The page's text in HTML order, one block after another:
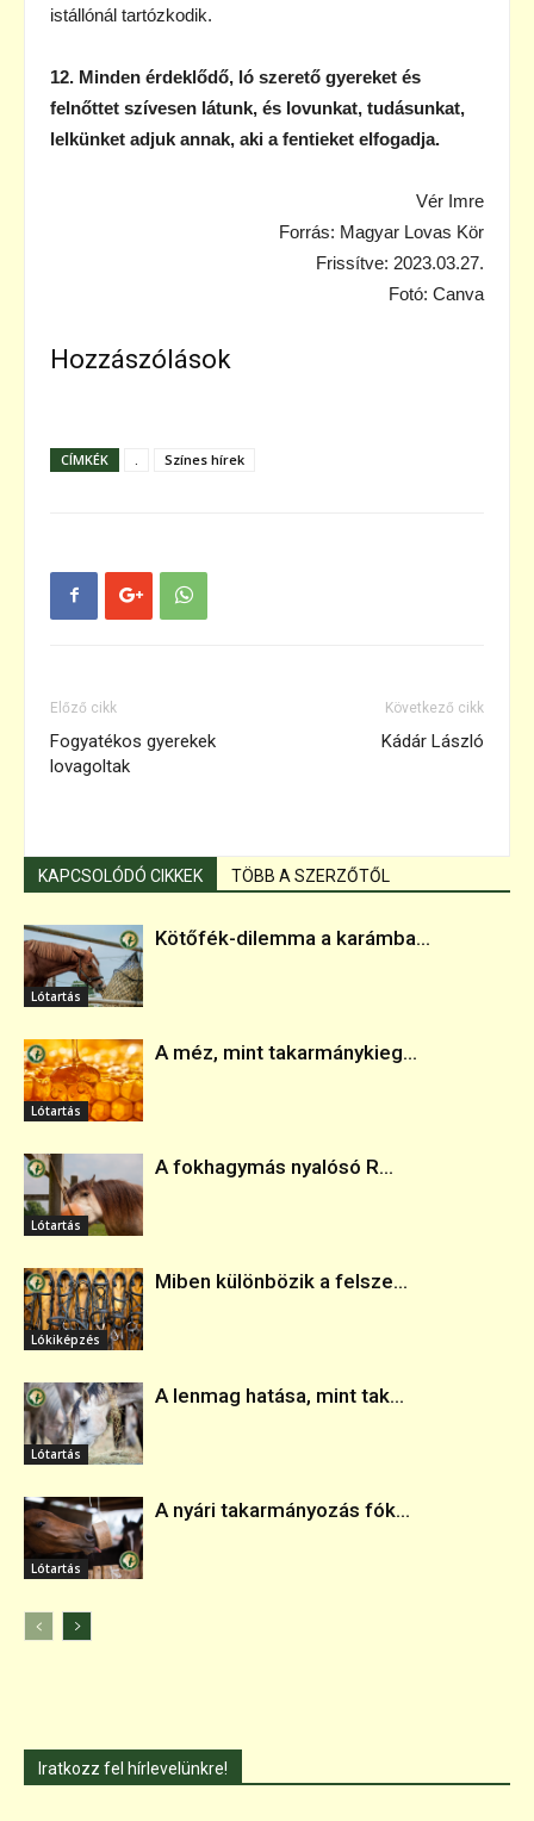
istállónál tartózkodik.
12. Minden érdeklődő, ló szerető gyereket és
felnőttet szívesen látunk, és lovunkat, tudásunkat,
lelkünket adjuk annak, aki a fentieket elfogadja.
Vér Imre
Forrás: Magyar Lovas Kör
Frissítve: 2023.03.27.
Fotó: Canva
Hozzászólások
CÍMKÉK Színes hírek
Előző cikk
Fogyatékos gyerekek
lovagoltak
Következő cikk
Kádár László
KAPCSOLÓDÓ CIKKEK TÖBB A SZERZŐTŐL
Lótartás
Kötőfék-dilemma a karámba...
Lótartás
A méz, mint takarmánykieg...
Lótartás
A fokhagymás nyalósó R...
Lókiképzés
Miben különbözik a felsze...
Lótartás
A lenmag hatása, mint tak...
Lótartás
A nyári takarmányozás fók...
Iratkozz fel hírlevelünkre!